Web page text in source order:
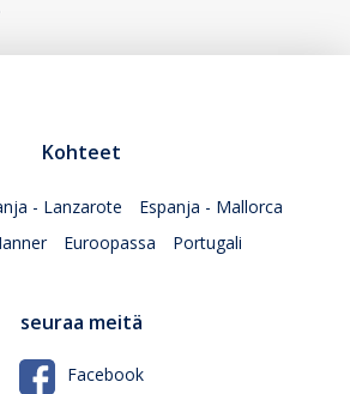
Kohteet
- Lanzarote
Espanja - Mallorca
Euroopassa Portugali
seuraa meitä
Facebook